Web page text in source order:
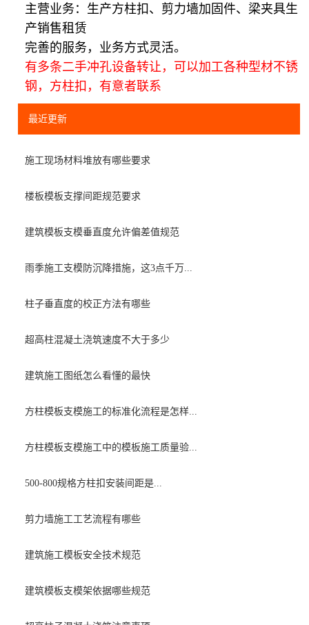
主营业务：生产方柱扣、剪力墙加固件、梁夹具生
产销售租赁
完善的服务，业务方式灵活。
有多条二手冲孔设备转让，可以加工各种型材不锈
钢，方柱扣，有意者联系
最近更新
施工现场材料堆放有哪些要求
楼板模板支撑间距规范要求
建筑模板支模垂直度允许偏差值规范
雨季施工支模防沉降措施，这3点千万...
柱子垂直度的校正方法有哪些
超高柱混凝土浇筑速度不大于多少
建筑施工图纸怎么看懂的最快
方柱模板支模施工的标准化流程是怎样...
方柱模板支模施工中的模板施工质量验...
500-800规格方柱扣安装间距是...
剪力墙施工工艺流程有哪些
建筑施工模板安全技术规范
建筑模板支模架依据哪些规范